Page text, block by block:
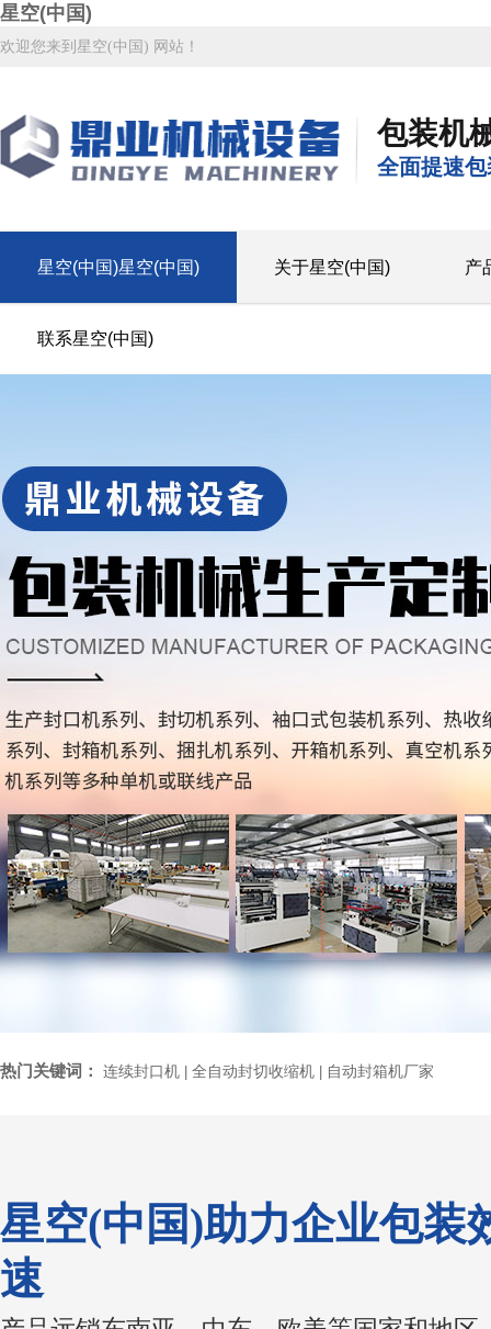
星空(中国)
欢迎您来到星空(中国) 网站！
包装机
全面提速
星空(中国)星空(中国) 关于星空(中国) 产
联系星空(中国)
热门关键词： 连续封口机 全自动封切收缩机 自动封箱机厂家
星空(中国)助力企业包装
速